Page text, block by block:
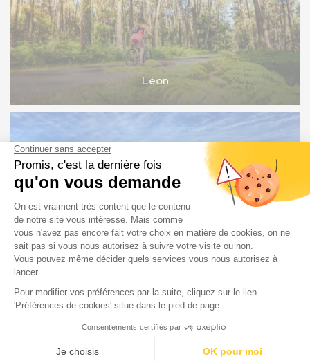
Léon
Vielle-Saint-Girons